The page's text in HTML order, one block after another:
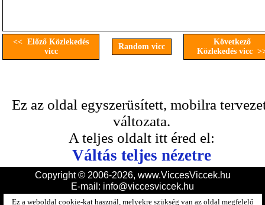
<< Előző Közlekedés
vicc
Random vicc
Következő
Közlekedés vicc
Ez az oldal egyszerüsített, mobilra
változata.
A teljes oldalt itt éred el:
Váltás teljes nézetre
Copyright © 2006-2026, www.ViccesViccek.hu
E-mail: info@viccesviccek.hu
Ez a weboldal cookie-kat használ, melyekre szükség van az oldal megfelelő